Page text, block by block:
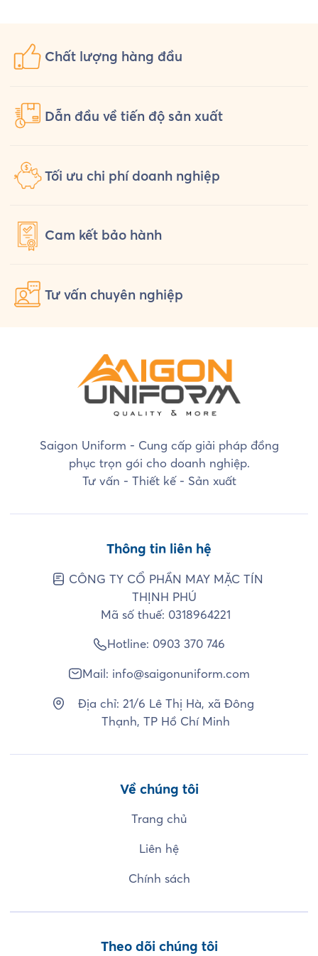
Chất lượng hàng đầu
Dẫn đầu về tiến độ sản xuất
Tối ưu chi phí doanh nghiệp
Cam kết bảo hành
Tư vấn chuyên nghiệp
Saigon Uniform - Cung cấp giải pháp đồng
phục trọn gói cho doanh nghiệp.
Tư vấn - Thiết kế - Sản xuất
Thông tin liên hệ
CÔNG TY CỔ PHẦN MAY MẶC TÍN
THỊNH PHÚ
Mã số thuế: 0318964221
Hotline: 0903 370 746
Mail: info@saigonuniform.com
Địa chỉ: 21/6 Lê Thị Hà, xã Đông
Thạnh, TP Hồ Chí Minh
Về chúng tôi
Trang chủ
Liên hệ
Chính sách
Theo dõi chúng tôi